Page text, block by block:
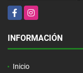
FacebookInstagram
INFORMACIÓN
Inicio